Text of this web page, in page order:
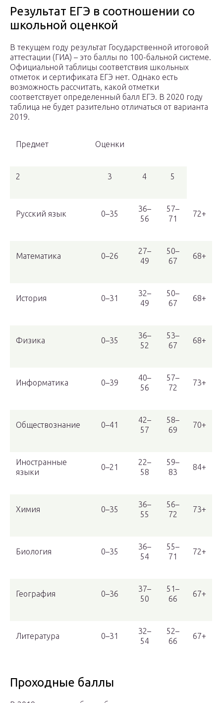
Результат ЕГЭ в соотношении со
школьной оценкой
В текущем году результат Государственной итоговой
аттестации (ГИА) – это баллы по 100-бальной системе.
Официальной таблицы соответствия школьных
отметок и сертификата ЕГЭ нет. Однако есть
возможность рассчитать, какой отметки
соответствует определенный балл ЕГЭ. В 2020 году
таблица не будет разительно отличаться от варианта
2019.
Предмет Оценки
2 3 4 5
Русский язык 0–35
36–
56
57–
71
72+
Математика 0–26
27–
49
50–
67
68+
История 0–31
32–
49
50–
67
68+
Физика 0–35
36–
52
53–
67
68+
Информатика 0–39
40–
56
57–
72
73+
Обществознание 0–41
42–
57
58–
69
70+
Иностранные
языки
0–21
22–
58
59–
83
84+
Химия 0–35
36–
55
56–
72
73+
Биология 0–35
36–
54
55–
71
72+
География 0–36
37–
50
51–
66
67+
Литература 0–31
32–
54
52–
66
67+
Проходные баллы